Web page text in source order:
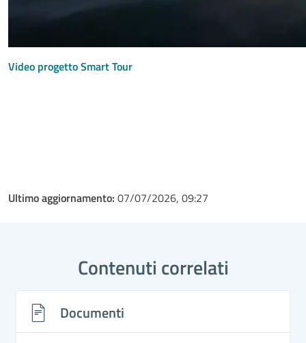
Video progetto Smart Tour
Ultimo aggiornamento: 07/07/2026, 09:27
Contenuti correlati
Documenti